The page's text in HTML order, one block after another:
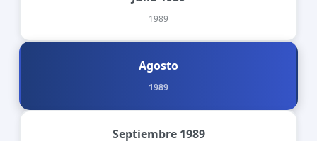
1989
Agosto
1989
Septiembre 1989